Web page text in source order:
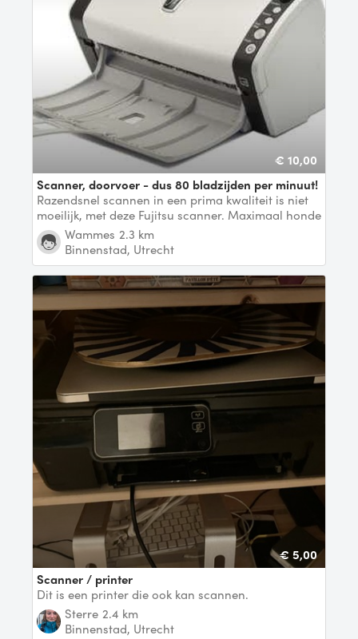
€ 10,00
Scanner, doorvoer - dus 80 bladzijden per minuut!
Razendsnel scannen in een prima kwaliteit is niet
moeilijk, met deze Fujitsu scanner. Maximaal honde
Wammes 2.3 km
Binnenstad, Utrecht
€ 5,00
Scanner / printer
Dit is een printer die ook kan scannen.
Sterre 2.4 km
Binnenstad, Utrecht